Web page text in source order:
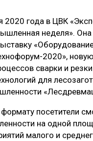
ПЛИТ
2020 года в ЦВК
неделя».
2020»,
сварки и
для
посетители
на одной
малого и